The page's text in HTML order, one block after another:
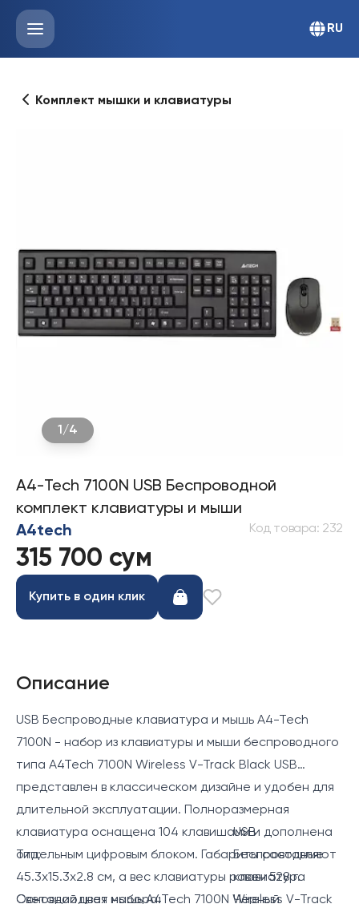
RU
Комплект мышки и клавиатуры
1 /4
A4-Tech 7100N USB Беспроводной
комплект клавиатуры и мыши
A4tech
Код товара: 232
315 700 сум
Купить в один клик
Описание
USB Беспроводные клавиатура и мышь A4-Tech
7100N - набор из клавиатуры и мыши беспроводного
типа A4Tech 7100N Wireless V-Track Black USB
представлен в классическом дизайне и удобен для
длительной эксплуатации. Полноразмерная
клавиатура оснащена 104 клавишами и дополнена
отдельным цифровым блоком. Габариты составляют
45.3x15.3x2.8 см, а вес клавиатуры равен 528 г.
Светодиодная мышь A4Tech 7100N Wireless V-Track
Тип:
USB
Беспроводные
клавиатура
Основной цвет набора:
Черный